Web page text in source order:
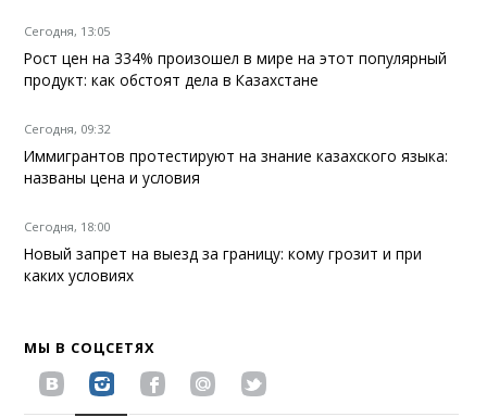
Сегодня, 13:05
Рост цен на 334% произошел в мире на этот популярный
продукт: как обстоят дела в Казахстане
Сегодня, 09:32
Иммигрантов протестируют на знание казахского языка:
названы цена и условия
Сегодня, 18:00
Новый запрет на выезд за границу: кому грозит и при
каких условиях
МЫ В СОЦСЕТЯХ